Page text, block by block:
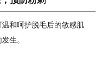
和呵护脱毛后的敏感肌
生。